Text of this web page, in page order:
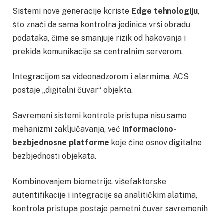
Sistemi nove generacije koriste Edge tehnologiju,
što znači da sama kontrolna jedinica vrši obradu
podataka, čime se smanjuje rizik od hakovanja i
prekida komunikacije sa centralnim serverom.
Integracijom sa videonadzorom i alarmima, ACS
postaje „digitalni čuvar“ objekta.
Savremeni sistemi kontrole pristupa nisu samo
mehanizmi zaključavanja, već informaciono-
bezbjednosne platforme koje čine osnov digitalne
bezbjednosti objekata.
Kombinovanjem biometrije, višefaktorske
autentifikacije i integracije sa analitičkim alatima,
kontrola pristupa postaje pametni čuvar savremenih